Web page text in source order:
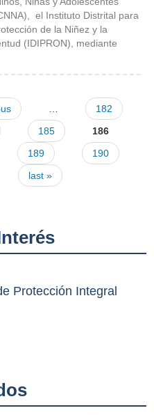
el Instituto Distrital para
de la Niñez y la
(IDIPRON), mediante
182
185
186
189
190
last »
Protección Integral